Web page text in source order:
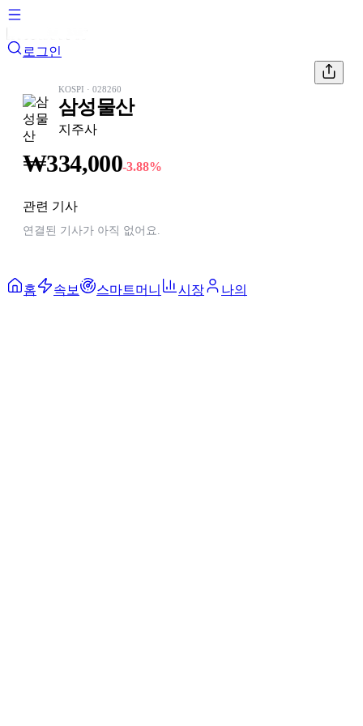
로그인
KOSPI · 028260
삼성물산
지주사
₩334,000-3.88%
관련 기사
연결된 기사가 아직 없어요.
홈 속보 스마트머니 시장 나의